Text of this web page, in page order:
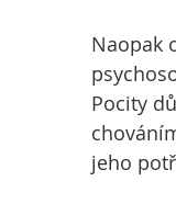
Naopak
Pocity
jeho